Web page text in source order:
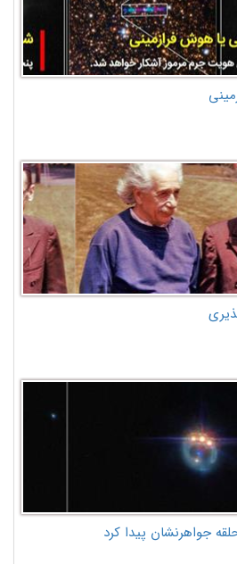
جواهرنشان پیدا کرد